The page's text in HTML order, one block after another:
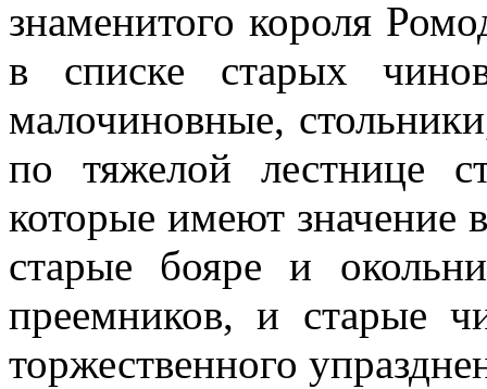
знаменитого короля
в списке старых
малочиновные,
по тяжелой лестнице
которые имеют значение
старые бояре и
преемников, и старые
торжественного